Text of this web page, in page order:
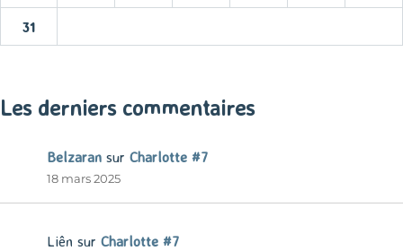
31
Les derniers commentaires
Belzaran sur Charlotte #7
18 mars 2025
Liên sur Charlotte #7